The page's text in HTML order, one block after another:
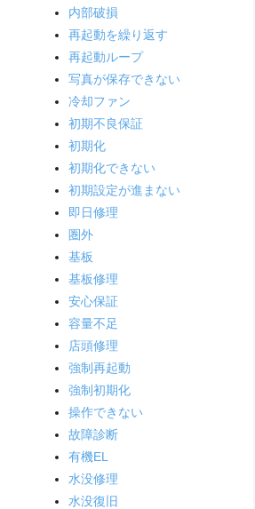
内部破損
再起動を繰り返す
再起動ループ
写真が保存できない
冷却ファン
初期不良保証
初期化
初期化できない
初期設定が進まない
即日修理
圏外
基板
基板修理
安心保証
容量不足
店頭修理
強制再起動
強制初期化
操作できない
故障診断
有機EL
水没修理
水没復旧